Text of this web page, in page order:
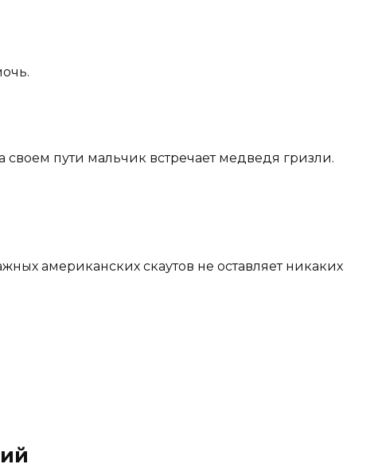
своем пути мальчик встречает медведя гризли.
американских скаутов не оставляет никаких